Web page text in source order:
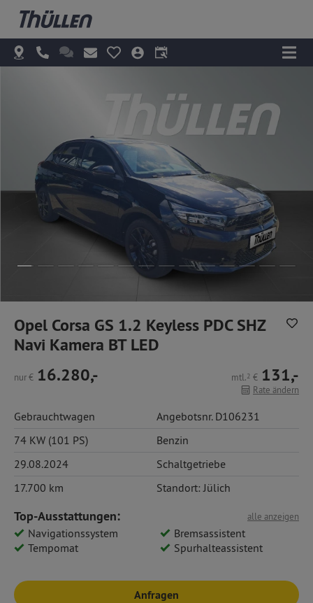
Opel Corsa GS 1.2 Keyless PDC SHZ
Navi Kamera BT LED
nur€ 16.280,- mtl.2 € 131,-
Rate ändern
Gebrauchtwagen
Angebotsnr. D106231
74 KW (101 PS)
Benzin
29.08.2024
Schaltgetriebe
17.700 km
Standort: Jülich
alle anzeigen
Top-Ausstattungen:
Navigationssystem
Bremsassistent
Tempomat
Spurhalteassistent
Anfragen